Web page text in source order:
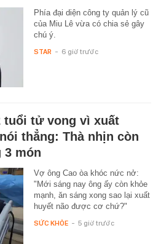
Phía đại diện công ty quản lý cũ
của Miu Lê vừa có chia sẻ gây
chú ý.
STAR - 6 giờ trước
tuổi tử vong vì xuất
thẳng: Thà nhịn còn
3 món
Vợ ông Cao òa khóc nức nở:
"Mới sáng nay ông ấy còn khỏe
mạnh, ăn sáng xong sao lại xuất
huyết não được cơ chứ?"
SỨC KHỎE - 5 giờ trước